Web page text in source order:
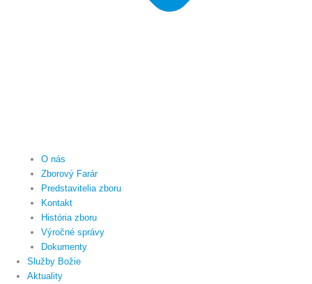
O nás
Zborový Farár
Predstavitelia zboru
Kontakt
História zboru
Výročné správy
Dokumenty
Služby Božie
Aktuality